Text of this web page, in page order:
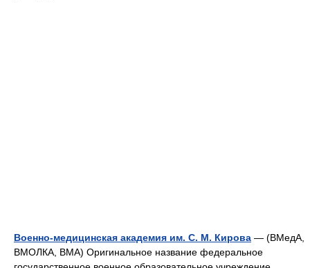
Военно-медицинская академия им. С. М. Кирова — (ВМедА,
ВМОЛКА, ВМА) Оригинальное название федеральное